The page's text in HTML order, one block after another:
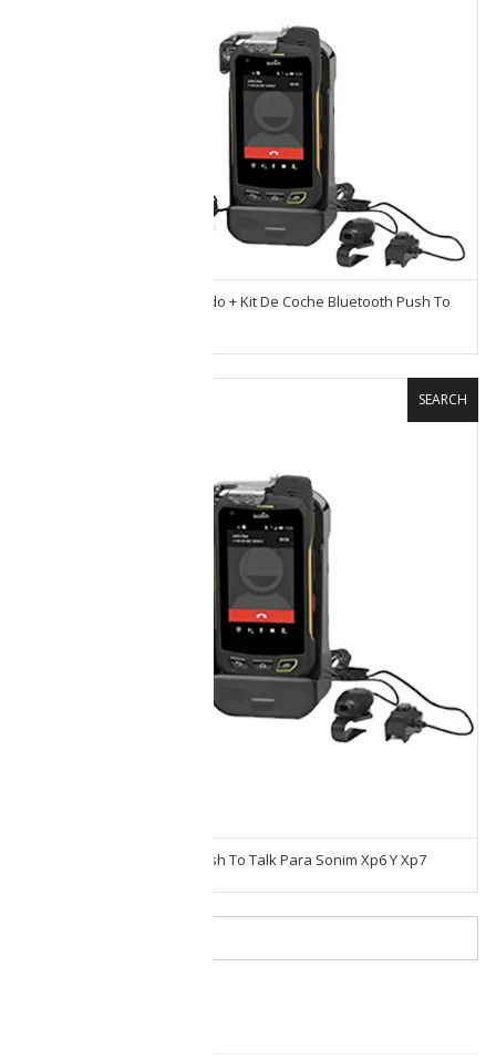
Celular Sonim XP6 Uso Rudo + Kit De Coche Bluetooth Push To
Kit De Coche Bluetooth Push To Talk Para Sonim Xp6 Y Xp7
SEARCH